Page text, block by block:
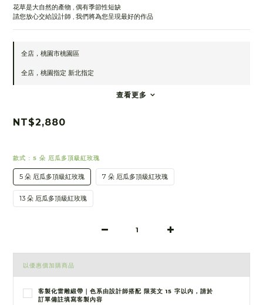
花草是大自然的產物 , 偶有季節性短缺
請您放心交給設計師 , 我們將為您呈現最好的作品
全店，桃園市桃園區
全店，桃園指定 新北指定
查看更多
NT$2,880
款式 : 5 朵 厄瓜多頂級紅玫瑰
5 朵 厄瓜多頂級紅玫瑰 7 朵 厄瓜多頂級紅玫瑰
13 朵 厄瓜多頂級紅玫瑰
以優惠價加購商品
客製化雷雕緞帶｜色系由設計師搭配 限英文 15 字以內，請於
訂單備註填寫客製內容